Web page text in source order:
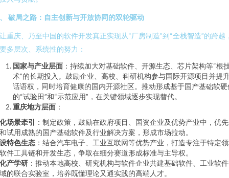
破局之路：自主创新与开放协同的双轮驱动
重庆、乃至中国的软件开发真正实现从“厂房制造”到“全栈智造”的跨越
多层次、系统性的努力：
国家与产业层面 ：持续加大对基础软件、开源生态、芯片架构等“根
术”的长期投入。鼓励企业、高校、科研机构参与国际开源项目并提
话语权，同时培育健康的国内开源社区。推动形成基于国产基础软硬
的“试验田”和“示范应用”，在关键领域逐步实现替代。
重庆地方层面 ：
场景牵引 ：制定政策，鼓励在政府项目、国资企业及优势产业中，优
试用成熟的国产基础软件及行业解决方案，形成市场拉动。
特色生态 ：结合汽车电子、工业互联网等优势产业，打造专注于特定
件工具链和开发生态，争取在细分赛道形成标准与主导权。
产学研 ：推动本地高校、研究机构与软件企业共建基础软件、工业软
的联合实验室，培养既懂理论又通实践的高端人才。